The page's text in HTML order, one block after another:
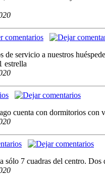
de servicio a nuestros
estrella
cuenta con dormitorios con
sólo 7 cuadras del centro.